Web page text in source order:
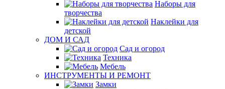
Наборы для
творчества
Наклейки для
детской
ДОМ И САД
Сад и огород
Техника
Мебель
ИНСТРУМЕНТЫ И РЕМОНТ
Замки